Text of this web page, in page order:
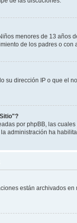
menores de 13
de los padres o
su dirección IP o que el
por phpBB, las
administración ha
están archivados